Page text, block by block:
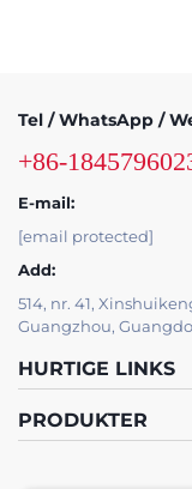
Tel / WhatsApp /
+86-
E-mail:
[email protected]
Add:
514, nr. 41,
Guangzhou,
HURTIGE LINKS
PRODUKTER